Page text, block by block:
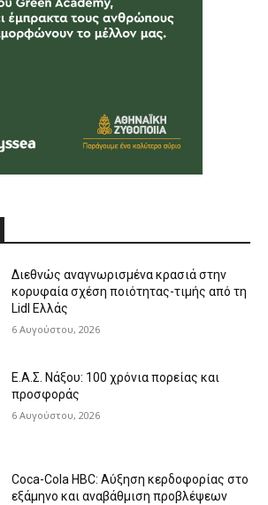
Διεθνώς αναγνωρισμένα κρασιά στην
κορυφαία σχέση ποιότητας-τιμής από τη
Lidl Ελλάς
6 Αυγούστου, 2026
Ε.Α.Σ. Νάξου: 100 χρόνια πορείας και
προσφοράς
6 Αυγούστου, 2026
Coca-Cola HBC: Αύξηση κερδοφορίας στο
εξάμηνο και αναβάθμιση προβλέψεων